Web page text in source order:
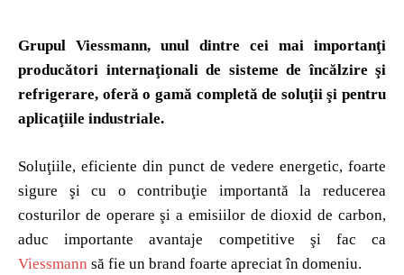
Grupul Viessmann, unul dintre cei mai importanţi
producători internaţionali de sisteme de încălzire şi
refrigerare, oferă o gamă completă de soluţii şi pentru
aplicaţiile industriale.
Soluţiile, eficiente din punct de vedere energetic, foarte
sigure şi cu o contribuţie importantă la reducerea
costurilor de operare şi a emisiilor de dioxid de carbon,
aduc importante avantaje competitive şi fac ca
Viessmann să fie un brand foarte apreciat în domeniu.